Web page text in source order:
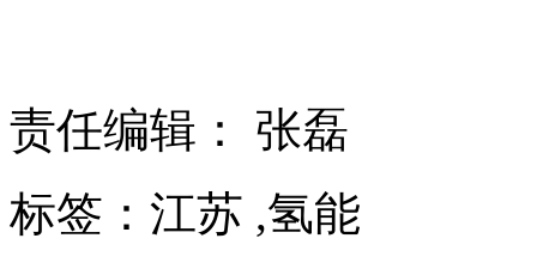
责任编辑： 张磊
标签：江苏 ,氢能